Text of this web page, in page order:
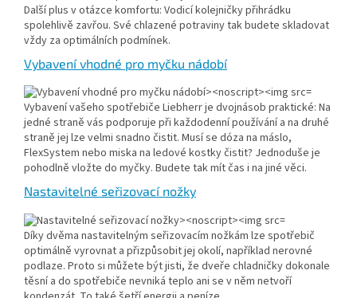
Další plus v otázce komfortu: Vodicí kolejničky přihrádku
spolehlivě zavřou. Své chlazené potraviny tak budete skladovat
vždy za optimálních podmínek.
Vybavení vhodné pro myčku nádobí
Vybavení vašeho spotřebiče Liebherr je dvojnásob praktické: Na
jedné straně vás podporuje při každodenní používání a na druhé
straně jej lze velmi snadno čistit. Musí se dóza na máslo,
FlexSystem nebo miska na ledové kostky čistit? Jednoduše je
pohodlně vložte do myčky. Budete tak mít čas i na jiné věci.
Nastavitelné seřizovací nožky
Díky dvěma nastavitelným seřizovacím nožkám lze spotřebič
optimálně vyrovnat a přizpůsobit jej okolí, například nerovné
podlaze. Proto si můžete být jisti, že dveře chladničky dokonale
těsní a do spotřebiče nevniká teplo ani se v něm netvoří